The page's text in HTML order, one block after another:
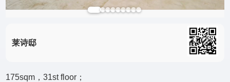
莱诗邸
175sqm，31st floor；